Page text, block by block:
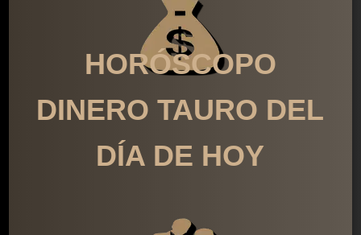
HORÓSCOPO
DINERO TAURO DEL
DÍA DE HOY